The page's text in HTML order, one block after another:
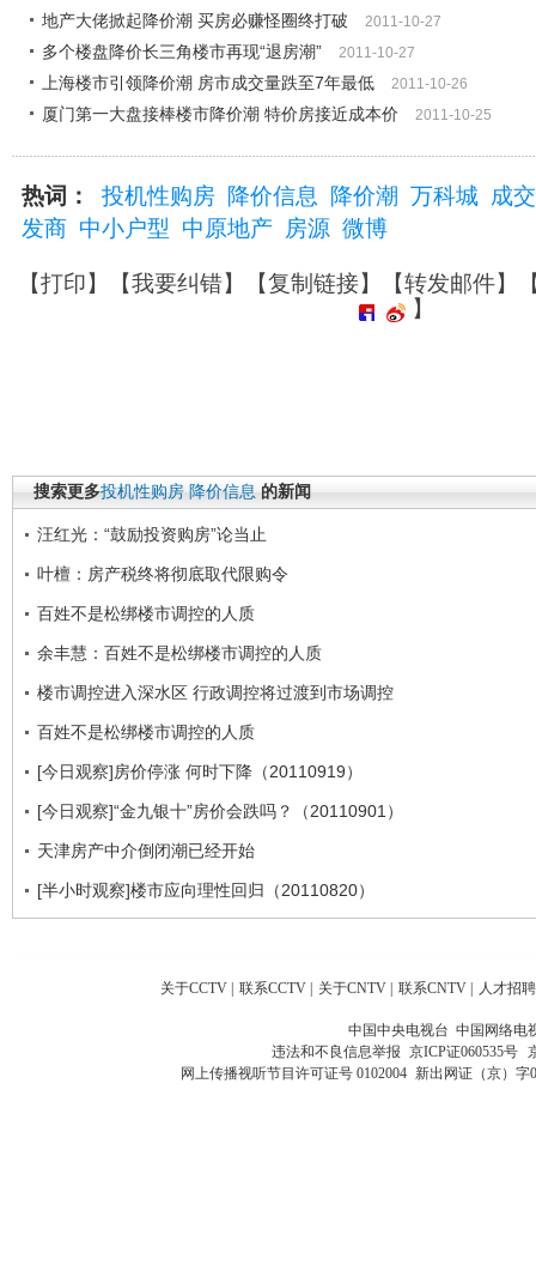
地产大佬掀起降价潮 买房必赚怪圈终打破 2011-10-27
多个楼盘降价长三角楼市再现“退房潮” 2011-10-27
上海楼市引领降价潮 房市成交量跌至7年最低 2011-10-26
厦门第一大盘接棒楼市降价潮 特价房接近成本价 2011-10-25
热词： 投机性购房 降价信息 降价潮 万科城 成
发商 中小户型 中原地产 房源 微博
【打印】【我要纠错】【复制链接】【转发邮件】
】
搜索更多投机性购房 降价信息 的新闻
汪红光：“鼓励投资购房”论当止
叶檀：房产税终将彻底取代限购令
百姓不是松绑楼市调控的人质
余丰慧：百姓不是松绑楼市调控的人质
楼市调控进入深水区 行政调控将过渡到市场调控
百姓不是松绑楼市调控的人质
[今日观察]房价停涨 何时下降（20110919）
[今日观察]“金九银十”房价会跌吗？（20110901）
天津房产中介倒闭潮已经开始
[半小时观察]楼市应向理性回归（20110820）
关于CCTV | 联系CCTV | 关于CNTV | 联系CNTV | 人才招聘
中国中央电视台 中国网络电
违法和不良信息举报 京ICP证060535号
网上传播视听节目许可证号 0102004 新出网证（京）